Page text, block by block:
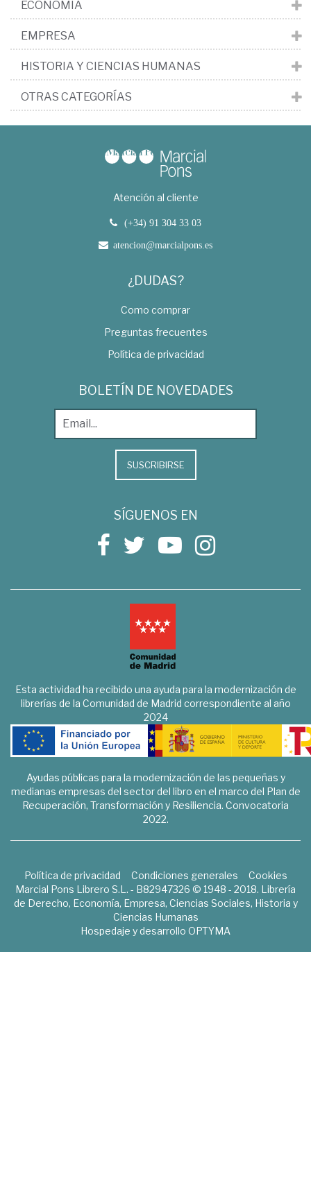
ECONOMÍA
EMPRESA
HISTORIA Y CIENCIAS HUMANAS
OTRAS CATEGORÍAS
Atención al cliente
(+34) 91 304 33 03
atencion@marcialpons.es
¿DUDAS?
Como comprar
Preguntas frecuentes
Política de privacidad
BOLETÍN DE NOVEDADES
SUSCRIBIRSE
SÍGUENOS EN
Esta actividad ha recibido una ayuda para la modernización de
librerías de la Comunidad de Madrid correspondiente al año
2024
Ayudas públicas para la modernización de las pequeñas y
medianas empresas del sector del libro en el marco del Plan de
Recuperación, Transformación y Resiliencia. Convocatoria
2022.
Política de privacidad Condiciones generales
Cookies
Marcial Pons Librero S.L. - B82947326 © 1948 - 2018. Librería
de Derecho, Economía, Empresa, Ciencias Sociales, Historia y
Ciencias Humanas
Hospedaje y desarrollo OPTYMA